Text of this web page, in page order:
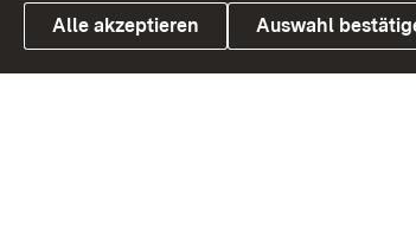
Link zum Landesportal
Alle akzeptieren Auswahl